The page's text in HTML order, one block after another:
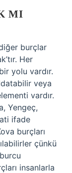
MI
burçlar
Her
yolu vardır.
veya
vardır.
Yengeç,
ifade
burçları
çünkü
insanlarla